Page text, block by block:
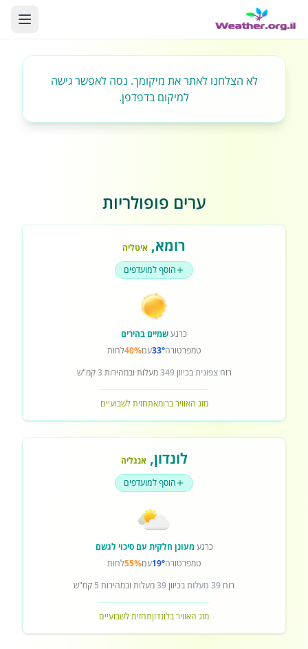
לא הצלחנו לאתר את מיקומך. נסה לאפשר גישה
למיקום בדפדפן.
ערים פופולריות
רומא, איטליה
הוסף למועדפים
כרגעשמיים בהירים
טמפרטורה33°עם40%לחות
רוחצפוניתבכיוון349מעלות ובמהירות 3קמ"ש
מזג האוויר ברומאתחזית לשבועיים
לונדון, אנגליה
הוסף למועדפים
כרגעמעונן חלקית עם סיכוי לגשם
טמפרטורה19°עם55%לחות
רוח 39 מעלות בכיוון39מעלות ובמהירות 5 קמ"ש
מזג האוויר בלונדוןתחזית לשבועיים